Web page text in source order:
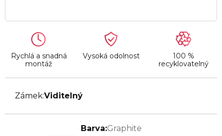
Rychlá a snadná
montáž
Vysoká odolnost
100 %
recyklovatelný
Zámek:Viditelný
Barva:Graphite